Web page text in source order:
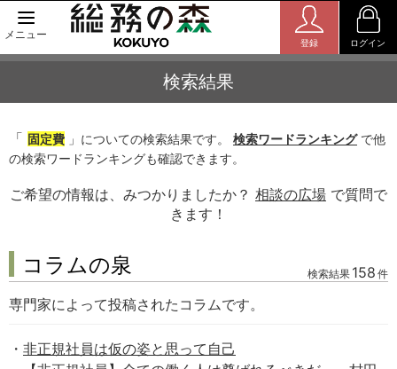
メニュー
登録 ログイン
検索結果
「 固定費 」についての検索結果です。 検索ワードランキングで他
の検索ワードランキングも確認できます。
ご希望の情報は、みつかりましたか？ 相談の広場 で質問で
きます！
コラムの泉 検索結果 158 件
専門家によって投稿されたコラムです。
非正規社員は仮の姿と思って自己